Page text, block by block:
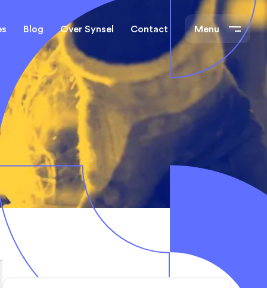
Engineers
Technische
Mechanical Engineers
Monteurs Technische
Dienst
Blog Over Synsel Contact Menu